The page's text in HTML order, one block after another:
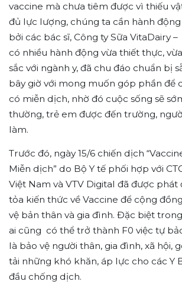
vaccine mà chưa tiêm được vì thiếu
đủ lực lượng, chúng ta cần hành
bởi các bác sĩ, Công ty Sữa VitaDairy
có nhiều hành động vừa thiết thực,
sắc với ngành y, đã chu đáo chuẩn bị
bây giờ với mong muốn góp phần để
có miễn dịch, nhờ đó cuộc sống sẽ
thường, trẻ em được đến trường,
làm.
Trước đó, ngày 15/6 chiến dịch
Miễn dịch” do Bộ Y tế phối hợp với
Việt Nam và VTV Digital đã được
tỏa kiến thức về Vaccine để cộng
vệ bản thân và gia đình. Đặc biệt
ai cũng có thể trở thành F0 việc tự
là bảo vệ người thân, gia đình, xã hội,
tải những khó khăn, áp lực cho các Y
đầu chống dịch.